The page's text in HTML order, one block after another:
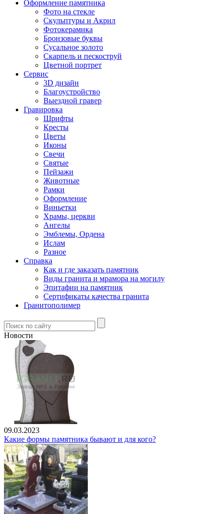
Оформление памятника
Фото на стекле
Скульптуры и Акрил
Фотокерамика
Бронзовые буквы
Сусальное золото
Скарпель и пескоструй
Цветной портрет
Сервис
3D дизайн
Благоустройство
Выездной гравер
Гравировка
Шрифты
Кресты
Цветы
Иконы
Свечи
Святые
Пейзажи
Животные
Рамки
Оформление
Виньетки
Храмы, церкви
Ангелы
Эмблемы, Ордена
Ислам
Разное
Справка
Как и где заказать памятник
Виды гранита и мрамора на могилу
Эпитафии на памятник
Сертификаты качества гранита
Гранитополимер
Новости
09.03.2023
Какие формы памятника бывают и для кого?